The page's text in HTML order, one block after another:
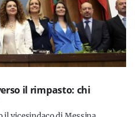
il rimpasto: chi